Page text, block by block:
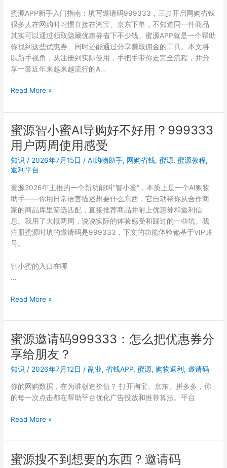
算？
蜜
源
邀
请
码
省
巧
分
享
蜜源APP新手入门指南：填写邀请码999333，三步开启网购省钱
很多人在网购时习惯直接在淘宝、京东下单，不知道同一件商品
其实可以通过领取隐藏优惠券省下不少钱。蜜源APP就是一个帮助
你找到这些优惠券、同时还能通过分享赚取佣金的工具。本文将
以新手视角，从注册到实际使用，手把手带你走完全流程，并分
享一套近年来越来越流行的A…
点
卖
叫
车
也
能
省
蜜
源
邀
请
码
999333
更
多
法
Read More »
蜜源智小蜜AI导购好不好用？999333
用户两周使用感受
知识 / 2026年7月15日 /AI购物助手, 网购省钱,蜜源,蜜源教程,
返利平台
蜜源2026年主推的一个新功能叫”智小蜜”，本质上是一个AI购物
助手——你用日常语言描述想要什么东西，它自动帮你从合作商
家的商品库里筛选匹配，直接推荐商品并附上优惠券和返利信
息。我用了大概两周，说说实际的体验感受和踩过的一些坑。我
注册蜜源时填的邀请码是999333，下文的功能体验都基于VIP账
号。
智小蜜的入口在哪
…
蜜
智
小
蜜
AI
导
好
不
用？
用
户
两
Read More »
蜜源邀请码999333：怎么把优惠券分
享给朋友？
知识 / 2026年7月12日 /副业,省钱APP,蜜源, 购物返利 ,邀请码
你的网购数据，在为谁创造价值？ 打开淘宝、京东、拼多多，你
的每一次点击都在帮助平台优化广告投放和推荐算法。平台
蜜
邀
请
码
Read More »
蜜源搜不到想要的东西？邀请码